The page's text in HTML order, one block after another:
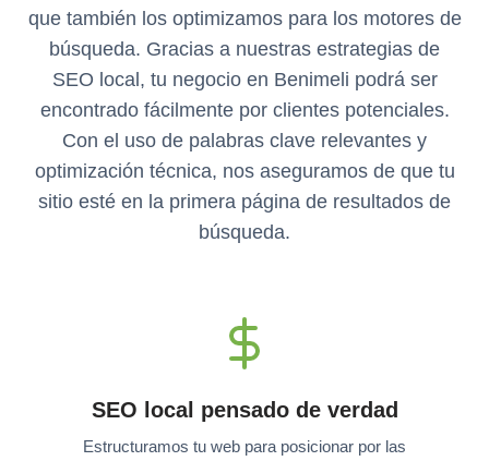
que también los optimizamos para los motores de
búsqueda. Gracias a nuestras estrategias de
SEO local, tu negocio en Benimeli podrá ser
encontrado fácilmente por clientes potenciales.
Con el uso de palabras clave relevantes y
optimización técnica, nos aseguramos de que tu
sitio esté en la primera página de resultados de
búsqueda.
SEO local pensado de verdad
Estructuramos tu web para posicionar por las